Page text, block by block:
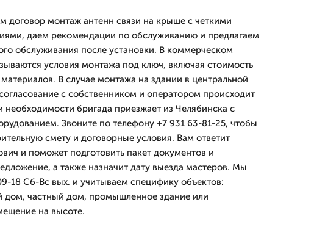
договор монтаж антенн связи на крыше с четкими
даем рекомендации по обслуживанию и предлагаем
обслуживания после установки. В коммерческом
условия монтажа под ключ, включая стоимость
В случае монтажа на здании в центральной
с собственником и оператором происходит
необходимости бригада приезжает из Челябинска с
Звоните по телефону +7 931 63-81-25, чтобы
смету и договорные условия. Вам ответит
и поможет подготовить пакет документов и
а также назначит дату выезда мастеров. Мы
18 Сб-Вс вых. и учитываем специфику объектов:
дом, частный дом, промышленное здание или
на высоте.